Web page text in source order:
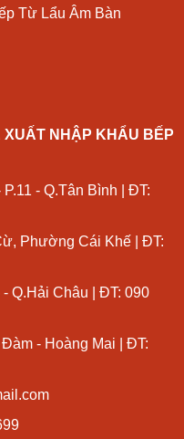
Từ Lẩu Âm Bàn
XUẤT NHẬP KHẨU BẾP
- Q.Tân Bình | ĐT:
Phường Cái Khế | ĐT:
Q.Hải Châu | ĐT: 090
- Hoàng Mai | ĐT: